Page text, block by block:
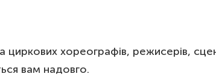
хореографів, режисерів,
вам надовго.